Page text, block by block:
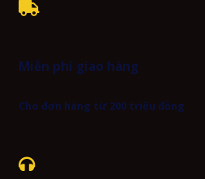
Miễn phí giao hàng
Cho đơn hàng từ 200 triệu đồng